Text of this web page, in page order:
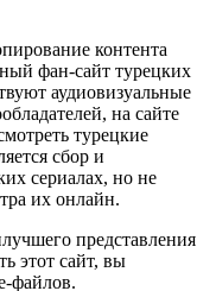
контента
фан-сайт турецких
аудиовизуальные
на сайте
турецкие
сбор и
сериалах, но не
их онлайн.
представления
этот сайт, вы
файлов.